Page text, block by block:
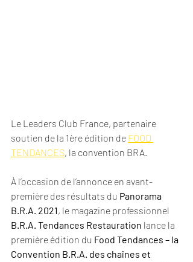
Le Leaders Club France, partenaire
soutien de la 1ère édition de FOOD
TENDANCES, la convention BRA.
À l’occasion de l’annonce en avant-
première des résultats du Panorama
B.R.A. 2021, le magazine professionnel
B.R.A. Tendances Restauration lance la
première édition du Food Tendances – la
Convention B.R.A. des chaînes et